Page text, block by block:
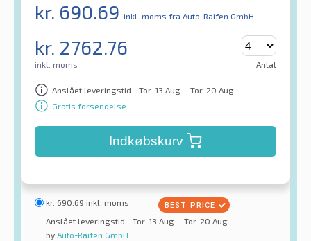
kr. 690.69 inkl. moms fra Auto-Raifen GmbH
kr. 2762.76
inkl. moms Antal
Anslået leveringstid - Tor. 13 Aug. - Tor. 20 Aug.
Gratis forsendelse
Indkøbskurv
kr. 690.69 inkl. moms
Anslået leveringstid - Tor. 13 Aug. - Tor. 20 Aug.
by Auto-Raifen GmbH